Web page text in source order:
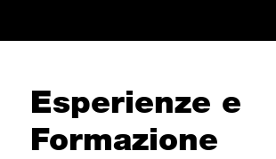
Esperienze e
Formazione